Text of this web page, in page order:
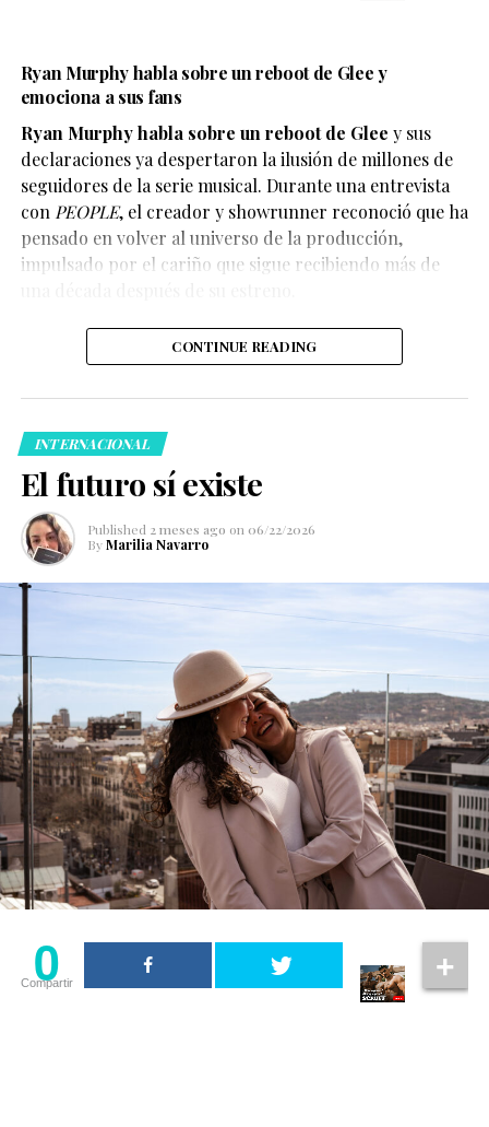
Ryan Murphy habla sobre un reboot de Glee y
emociona a sus fans
Ryan Murphy habla sobre un reboot de Glee y sus
declaraciones ya despertaron la ilusión de millones de
seguidores de la serie musical. Durante una entrevista
con PEOPLE, el creador y showrunner reconoció que ha
pensado en volver al universo de la producción,
impulsado por el cariño que sigue recibiendo más de
CONTINUE READING
INTERNACIONAL
El futuro sí existe
Published 2 meses ago on 06/22/2026
By Marilia Navarro
0
Compartir